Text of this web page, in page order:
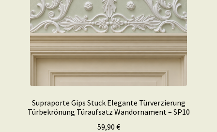
Supraporte Gips Stuck Elegante Türverzierung
Türbekrönung Türaufsatz Wandornament – SP10
59,90 €